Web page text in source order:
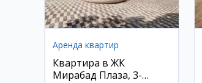
Аренда квартир
Квартира в ЖК
Мирабад Плаза, 3-